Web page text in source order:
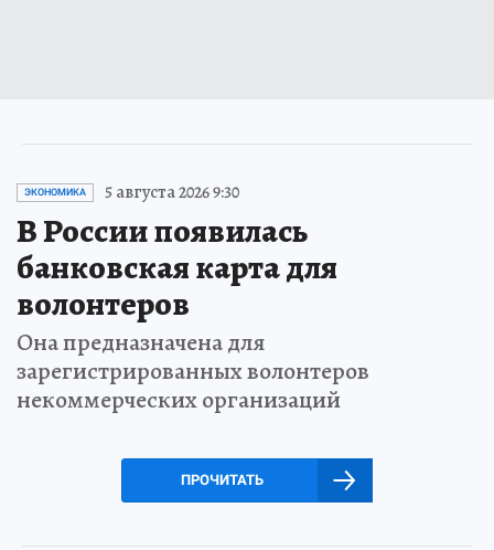
ЭКОНОМИКА 5 августа 2026 9:30
В России появилась
банковская карта для
волонтеров
Она предназначена для
зарегистрированных волонтеров
некоммерческих организаций
ПРОЧИТАТЬ